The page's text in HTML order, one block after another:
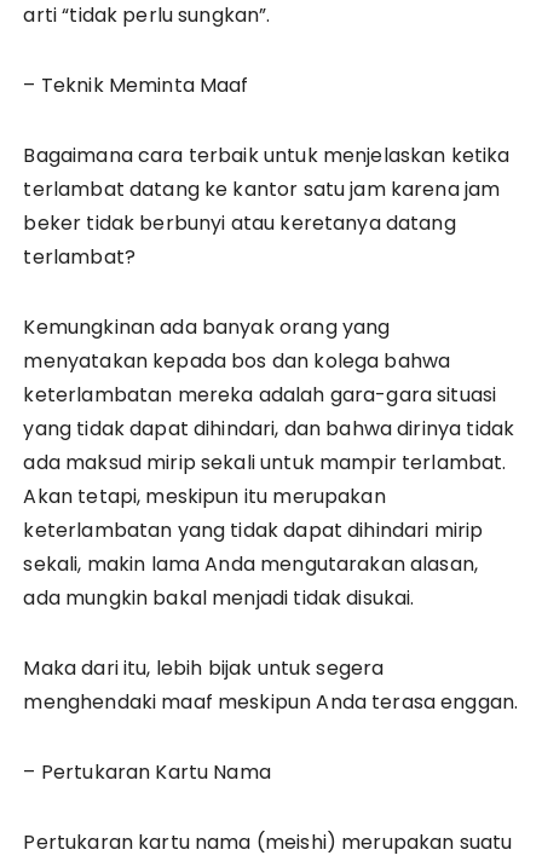
arti “tidak perlu sungkan”.
– Teknik Meminta Maaf
Bagaimana cara terbaik untuk menjelaskan ketika
terlambat datang ke kantor satu jam karena jam
beker tidak berbunyi atau keretanya datang
terlambat?
Kemungkinan ada banyak orang yang
menyatakan kepada bos dan kolega bahwa
keterlambatan mereka adalah gara-gara situasi
yang tidak dapat dihindari, dan bahwa dirinya tidak
ada maksud mirip sekali untuk mampir terlambat.
Akan tetapi, meskipun itu merupakan
keterlambatan yang tidak dapat dihindari mirip
sekali, makin lama Anda mengutarakan alasan,
ada mungkin bakal menjadi tidak disukai.
Maka dari itu, lebih bijak untuk segera
menghendaki maaf meskipun Anda terasa enggan.
– Pertukaran Kartu Nama
Pertukaran kartu nama (meishi) merupakan suatu